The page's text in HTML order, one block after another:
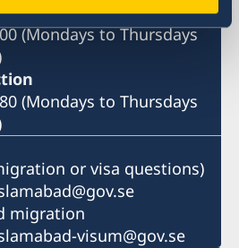
questions:
(Mondays to Thursdays
(Mondays to Thursdays
or visa questions)
migration
visum@gov.se